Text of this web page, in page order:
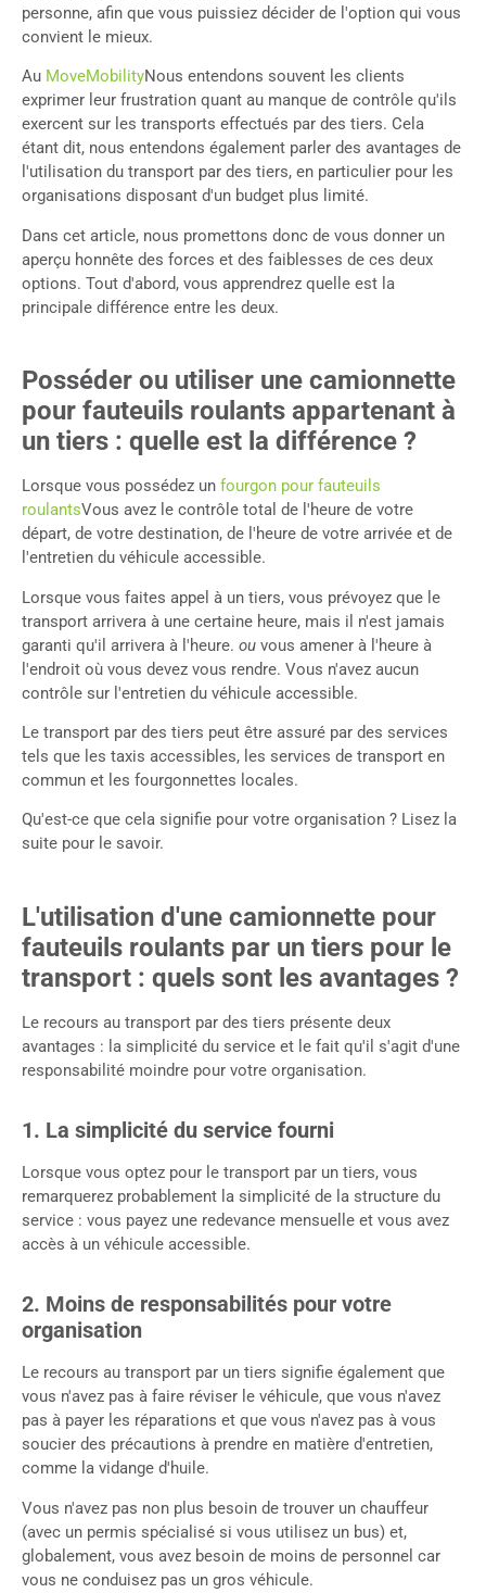
personne, afin que vous puissiez décider de l'option qui vous
convient le mieux.
Au MoveMobilityNous entendons souvent les clients
exprimer leur frustration quant au manque de contrôle qu'ils
exercent sur les transports effectués par des tiers. Cela
étant dit, nous entendons également parler des avantages de
l'utilisation du transport par des tiers, en particulier pour les
organisations disposant d'un budget plus limité.
Dans cet article, nous promettons donc de vous donner un
aperçu honnête des forces et des faiblesses de ces deux
options. Tout d'abord, vous apprendrez quelle est la
principale différence entre les deux.
Posséder ou utiliser une camionnette
pour fauteuils roulants appartenant à
un tiers : quelle est la différence ?
Lorsque vous possédez un fourgon pour fauteuils
roulantsVous avez le contrôle total de l'heure de votre
départ, de votre destination, de l'heure de votre arrivée et de
l'entretien du véhicule accessible.
Lorsque vous faites appel à un tiers, vous prévoyez que le
transport arrivera à une certaine heure, mais il n'est jamais
garanti qu'il arrivera à l'heure. ou vous amener à l'heure à
l'endroit où vous devez vous rendre. Vous n'avez aucun
contrôle sur l'entretien du véhicule accessible.
Le transport par des tiers peut être assuré par des services
tels que les taxis accessibles, les services de transport en
commun et les fourgonnettes locales.
Qu'est-ce que cela signifie pour votre organisation ? Lisez la
suite pour le savoir.
L'utilisation d'une camionnette pour
fauteuils roulants par un tiers pour le
transport : quels sont les avantages ?
Le recours au transport par des tiers présente deux
avantages : la simplicité du service et le fait qu'il s'agit d'une
responsabilité moindre pour votre organisation.
1. La simplicité du service fourni
Lorsque vous optez pour le transport par un tiers, vous
remarquerez probablement la simplicité de la structure du
service : vous payez une redevance mensuelle et vous avez
accès à un véhicule accessible.
2. Moins de responsabilités pour votre
organisation
Le recours au transport par un tiers signifie également que
vous n'avez pas à faire réviser le véhicule, que vous n'avez
pas à payer les réparations et que vous n'avez pas à vous
soucier des précautions à prendre en matière d'entretien,
comme la vidange d'huile.
Vous n'avez pas non plus besoin de trouver un chauffeur
(avec un permis spécialisé si vous utilisez un bus) et,
globalement, vous avez besoin de moins de personnel car
vous ne conduisez pas un gros véhicule.